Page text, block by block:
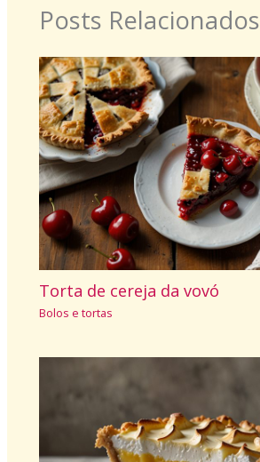
Posts Relacionados
Torta de cereja da vovó
Bolos e tortas